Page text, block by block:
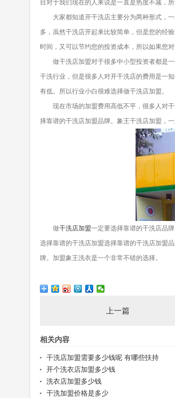
目对于我们现在的人来说是一直是热度不减，
大家都知道开干洗店主要分为两种形式，一
多，虽然干洗店开起来比较简单，但是您的经
时间，又可以节约您的投资成本，所以如果您
做干洗店加盟对于很多中小型投资者都是一
干洗行业，但是很多人对开干洗店的费用是一
有低。所以行业小白很难选择做干洗店加盟。
现在市场的加盟费用高低不平，很多人对干
择靠谱的干洗店加盟品牌。象王干洗店加盟，
做干洗店加盟一定要选择靠谱的干洗店品
选择靠谱的干洗店加盟选择靠谱的干洗店加盟
牌。加盟象王洗衣是一个非常不错的选择。
上一篇
相关内容
干洗店加盟需要多少钱呢 有哪些扶持
开个洗衣店加盟多少钱
洗衣店加盟多少钱
干洗加盟价格是多少